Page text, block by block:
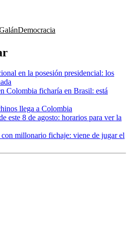
Democracia
en la posesión presidencial: los
Colombia ficharía en Brasil: está
llega a Colombia
este 8 de agosto: horarios para ver la
con millonario fichaje: viene de jugar el